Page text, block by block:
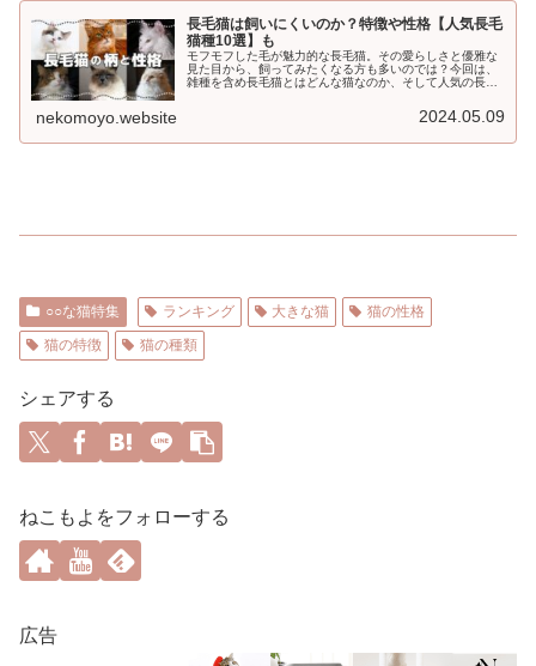
長毛猫は飼いにくいのか？特徴や性格【人気長毛
猫種10選】も
モフモフした毛が魅力的な長毛猫。その愛らしさと優雅な
見た目から、飼ってみたくなる方も多いのでは？今回は、
雑種を含め長毛猫とはどんな猫なのか、そして人気の長毛
nekomoyo.website 2024.05.09
○○な猫特集 ランキング 大きな猫
猫の性格
猫の特徴
猫の種類
シェアする
ねこもよをフォローする
広告